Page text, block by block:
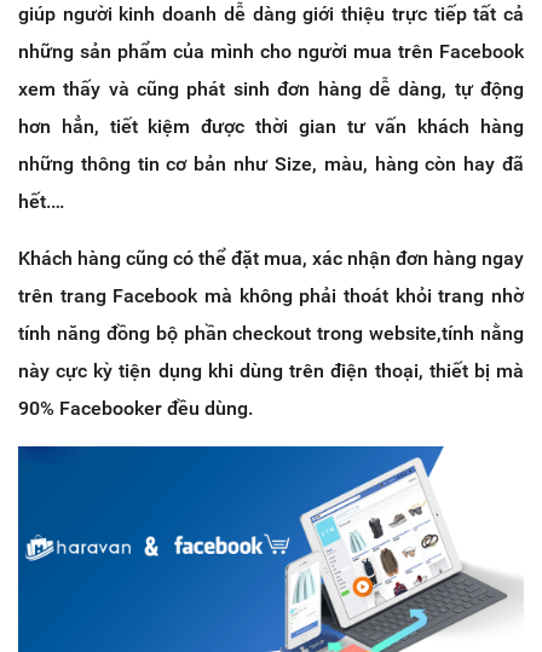
giúp người kinh doanh dễ dàng giới thiệu trực tiếp tất cả
những sản phẩm của mình cho người mua trên Facebook
xem thấy và cũng phát sinh đơn hàng dễ dàng, tự động
hơn hẳn, tiết kiệm được thời gian tư vấn khách hàng
những thông tin cơ bản như Size, màu, hàng còn hay đã
hết.…
Khách hàng cũng có thể đặt mua, xác nhận đơn hàng ngay
trên trang Facebook mà không phải thoát khỏi trang nhờ
tính năng đồng bộ phần checkout trong website,tính nằng
này cực kỳ tiện dụng khi dùng trên điện thoại, thiết bị mà
90% Facebooker đều dùng.